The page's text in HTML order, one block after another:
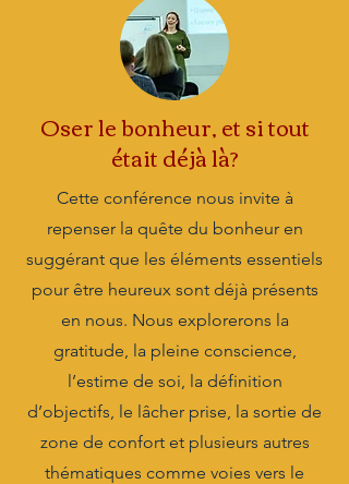
Oser le bonheur, et si tout
était déjà là?
Cette conférence nous invite à
repenser la quête du bonheur en
suggérant que les éléments essentiels
pour être heureux sont déjà présents
en nous. Nous explorerons la
gratitude, la pleine conscience,
l’estime de soi, la définition
d’objectifs, le lâcher prise, la sortie de
zone de confort et plusieurs autres
thématiques comme voies vers le